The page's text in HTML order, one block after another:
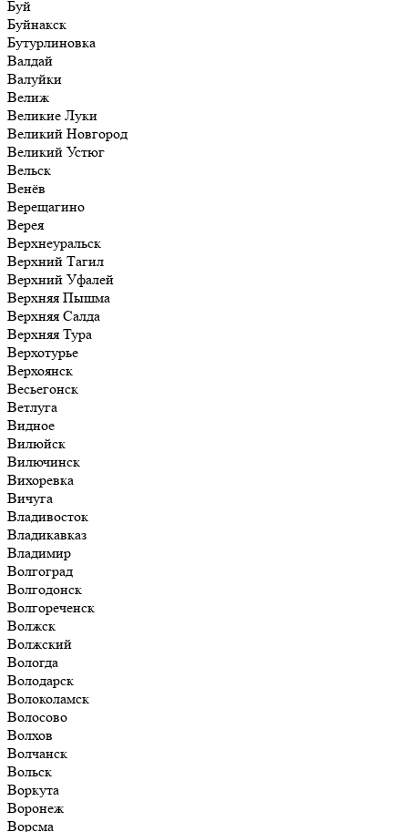
Буй
Буйнакск
Бутурлиновка
Валдай
Валуйки
Велиж
Великие Луки
Великий Новгород
Великий Устюг
Вельск
Венёв
Верещагино
Верея
Верхнеуральск
Верхний Тагил
Верхний Уфалей
Верхняя Пышма
Верхняя Салда
Верхняя Тура
Верхотурье
Верхоянск
Весьегонск
Ветлуга
Видное
Вилюйск
Вилючинск
Вихоревка
Вичуга
Владивосток
Владикавказ
Владимир
Волгоград
Волгодонск
Волгореченск
Волжск
Волжский
Вологда
Володарск
Волоколамск
Волосово
Волхов
Волчанск
Вольск
Воркута
Воронеж
Ворсма